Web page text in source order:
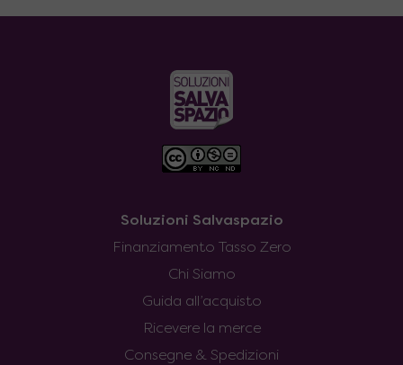
Soluzioni Salvaspazio
Finanziamento Tasso Zero
Chi Siamo
Guida all’acquisto
Ricevere la merce
Consegne & Spedizioni